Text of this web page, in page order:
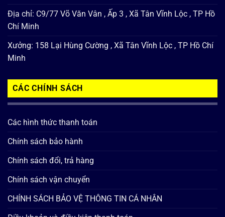
Địa chỉ: C9/77 Võ Văn Vân , Ấp 3 , Xã Tân Vĩnh Lộc , TP Hồ
Chí Minh
Xưởng: 158 Lại Hùng Cường , Xã Tân Vĩnh Lộc , TP Hồ Chí
Minh
CÁC CHÍNH SÁCH
Các hình thức thanh toán
Chính sách bảo hành
Chính sách đổi, trả hàng
Chính sách vận chuyển
CHÍNH SÁCH BẢO VỆ THÔNG TIN CÁ NHÂN